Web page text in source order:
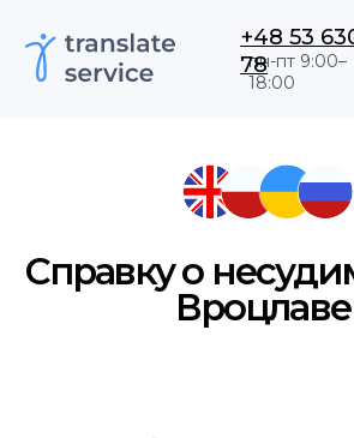
пн-пт 9:00–
+48 53 630 39
78
Справку о несудимости во
Вроцлаве